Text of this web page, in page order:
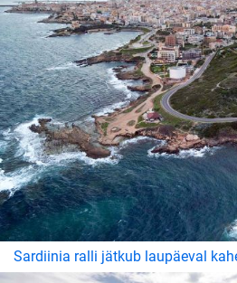
Sardiinia ralli jätkub laupäeval